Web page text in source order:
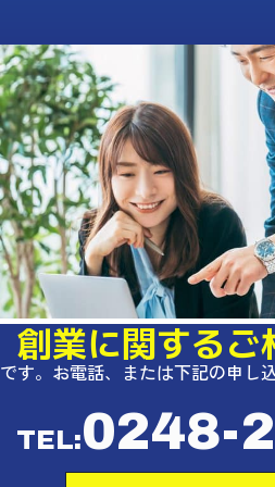
創業に関するご
す。お電話、または下記の申し
TEL:0248-